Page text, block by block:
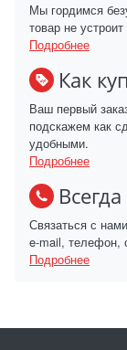
Мы гордимся
товар не
Подробнее
Как
Ваш первый
подскажем как
удобными.
Подробнее
Связаться с
e-mail, телефон,
Подробнее